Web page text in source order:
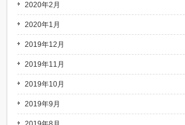
2020年2月
2020年1月
2019年12月
2019年11月
2019年10月
2019年9月